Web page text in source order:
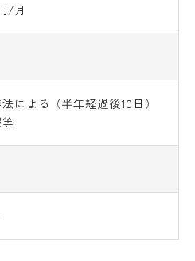
/月
による（半年経過後10日）